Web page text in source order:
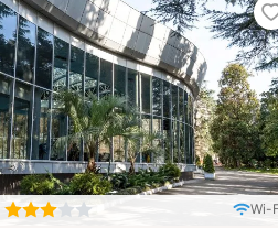
Wi-